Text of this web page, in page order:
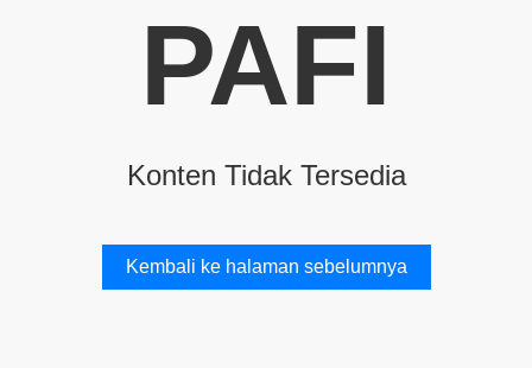
PAFI
Konten Tidak Tersedia
Kembali ke halaman sebelumnya